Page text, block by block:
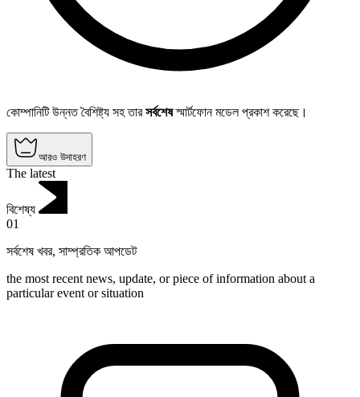
কোম্পানিটি উন্নত বৈশিষ্ট্য সহ তারসর্বশেষস্মার্টফোন মডেল প্রকাশ করেছে।
আরও উদাহরণ
The latest
বিশেষ্য
01
সর্বশেষ খবর, সাম্প্রতিক আপডেট
the most recent news, update, or piece of information about a
particular event or situation